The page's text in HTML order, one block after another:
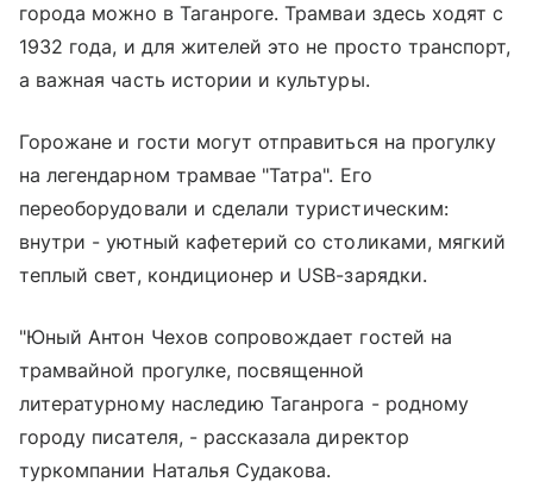
города можно в Таганроге. Трамваи здесь ходят с
1932 года, и для жителей это не просто транспорт,
а важная часть истории и культуры.
Горожане и гости могут отправиться на прогулку
на легендарном трамвае "Татра". Его
переоборудовали и сделали туристическим:
внутри - уютный кафетерий со столиками, мягкий
теплый свет, кондиционер и USB-зарядки.
"Юный Антон Чехов сопровождает гостей на
трамвайной прогулке, посвященной
литературному наследию Таганрога - родному
городу писателя, - рассказала директор
туркомпании Наталья Судакова.